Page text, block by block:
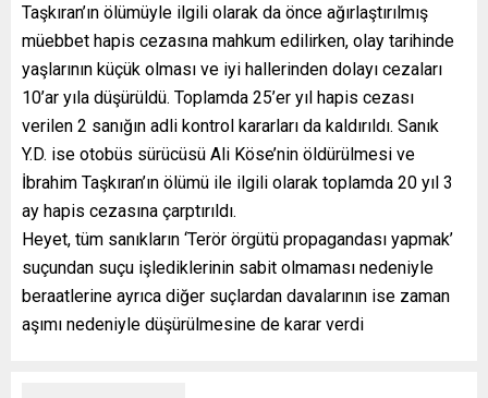
Taşkıran’ın ölümüyle ilgili olarak da önce ağırlaştırılmış
müebbet hapis cezasına mahkum edilirken, olay tarihinde
yaşlarının küçük olması ve iyi hallerinden dolayı cezaları
10’ar yıla düşürüldü. Toplamda 25’er yıl hapis cezası
verilen 2 sanığın adli kontrol kararları da kaldırıldı. Sanık
Y.D. ise otobüs sürücüsü Ali Köse’nin öldürülmesi ve
İbrahim Taşkıran’ın ölümü ile ilgili olarak toplamda 20 yıl 3
ay hapis cezasına çarptırıldı.
Heyet, tüm sanıkların ‘Terör örgütü propagandası yapmak’
suçundan suçu işlediklerinin sabit olmaması nedeniyle
beraatlerine ayrıca diğer suçlardan davalarının ise zaman
aşımı nedeniyle düşürülmesine de karar verdi